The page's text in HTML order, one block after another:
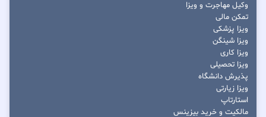
وکیل مهاجرت و ویزا
تمکن مالی
ویزا پزشکی
ویزا شینگن
ویزا کاری
ویزا تحصیلی
پذیرش دانشگاه
ویزا زیارتی
استارتاپ
مالکیت و خرید بیزینس